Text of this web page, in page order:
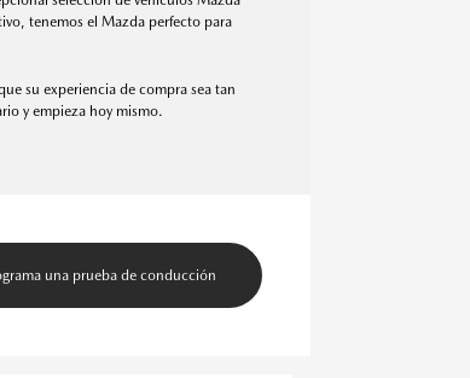
tenemos el Mazda perfecto para
su experiencia de compra sea tan
y empieza hoy mismo.
una prueba de conducción